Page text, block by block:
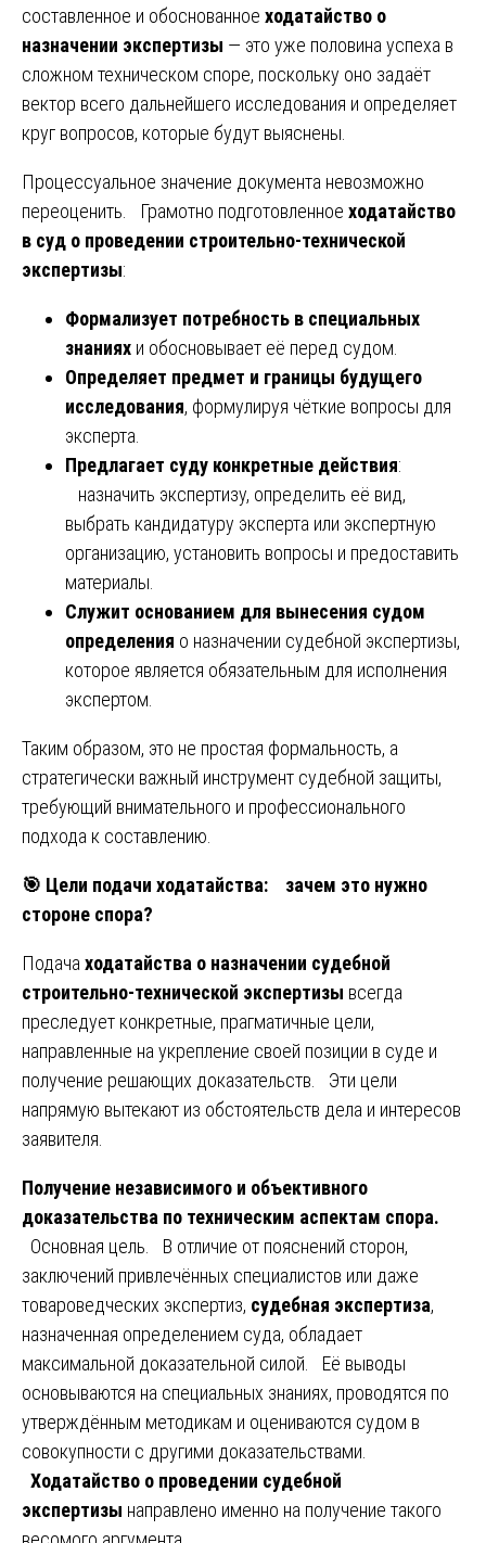
составленное и обоснованное ходатайство о
назначении экспертизы — это уже половина успеха в
сложном техническом споре, поскольку оно задаёт
вектор всего дальнейшего исследования и определяет
круг вопросов, которые будут выяснены.
Процессуальное значение документа невозможно
переоценить. Грамотно подготовленное ходатайство
в суд о проведении строительно-технической
экспертизы:
Формализует потребность в специальных
знаниях и обосновывает её перед судом.
Определяет предмет и границы будущего
исследования, формулируя чёткие вопросы для
эксперта.
Предлагает суду конкретные действия:
назначить экспертизу, определить её вид,
выбрать кандидатуру эксперта или экспертную
организацию, установить вопросы и предоставить
материалы.
Служит основанием для вынесения судом
определения о назначении судебной экспертизы,
которое является обязательным для исполнения
экспертом.
Таким образом, это не простая формальность, а
стратегически важный инструмент судебной защиты,
требующий внимательного и профессионального
подхода к составлению.
🎯 Цели подачи ходатайства: зачем это нужно
стороне спора?
Подача ходатайства о назначении судебной
строительно-технической экспертизы всегда
преследует конкретные, прагматичные цели,
направленные на укрепление своей позиции в суде и
получение решающих доказательств. Эти цели
напрямую вытекают из обстоятельств дела и интересов
заявителя.
Получение независимого и объективного
доказательства по техническим аспектам спора.
Основная цель. В отличие от пояснений сторон,
заключений привлечённых специалистов или даже
товароведческих экспертиз, судебная экспертиза,
назначенная определением суда, обладает
максимальной доказательной силой. Её выводы
основываются на специальных знаниях, проводятся по
утверждённым методикам и оцениваются судом в
совокупности с другими доказательствами.
Ходатайство о проведении судебной
экспертизы направлено именно на получение такого